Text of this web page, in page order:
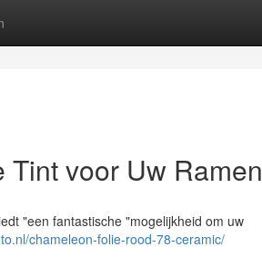
voor Uw Ramen
"een fantastische "mogelijkheid om uw
chameleon-folie-rood-78-ceramic/